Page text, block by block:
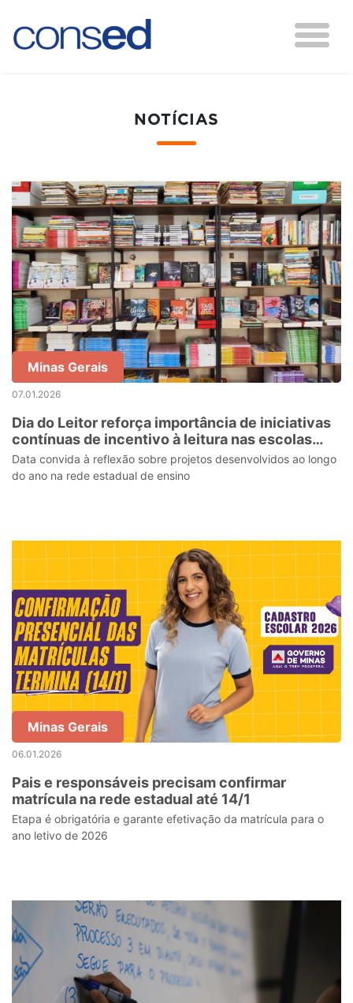
NOTÍCIAS
Minas Gerais
07.01.2026
Dia do Leitor reforça importância de iniciativas
contínuas de incentivo à leitura nas escolas
estaduais
Data convida à reflexão sobre projetos desenvolvidos ao longo
do ano na rede estadual de ensino
Minas Gerais
06.01.2026
Pais e responsáveis precisam confirmar
matrícula na rede estadual até 14/1
Etapa é obrigatória e garante efetivação da matrícula para o
ano letivo de 2026